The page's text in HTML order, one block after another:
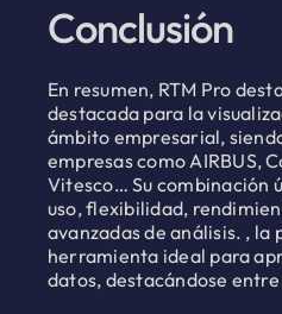
Conclusión
En resumen, RTM Pro
destacada para la
ámbito empresarial,
empresas como AIRBUS,
Vitesco… Su combinación
uso, flexibilidad,
avanzadas de análisis. , la
herramienta ideal para
datos, destacándose